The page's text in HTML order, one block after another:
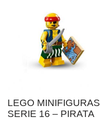
LEGO MINIFIGURAS
SERIE 16 – PIRATA